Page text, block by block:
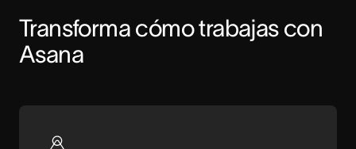
Transforma cómo trabajas con
Asana